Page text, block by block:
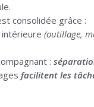
consolidée grâce :
(outillage,
:
facilitent les